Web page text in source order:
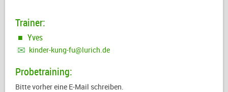
Trainer:
Yves
kinder-kung-fu@lurich.de
Probetraining:
Bitte vorher eine E-Mail schreiben.